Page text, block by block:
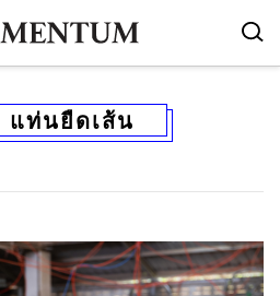
แท่นยืดเส้น